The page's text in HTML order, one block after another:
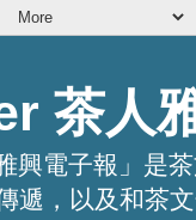
茶人
興電子報」是
遞，以及和茶